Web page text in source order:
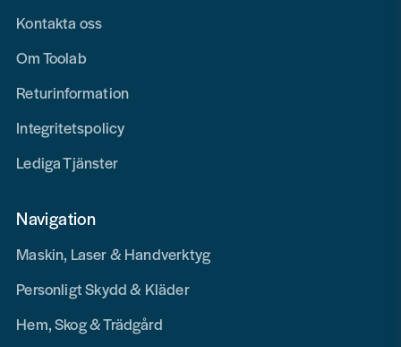
Kontakta oss
Om Toolab
Returinformation
Integritetspolicy
Lediga Tjänster
Navigation
Maskin, Laser & Handverktyg
Personligt Skydd & Kläder
Hem, Skog & Trädgård